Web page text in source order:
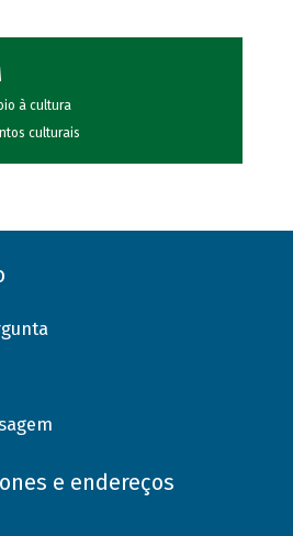
à cultura
culturais
e endereços